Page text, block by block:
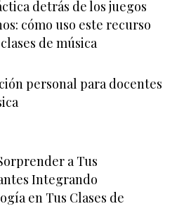
detrás de los juegos
cómo uso este recurso
de música
personal para docentes
a Tus
Integrando
en Tus Clases de